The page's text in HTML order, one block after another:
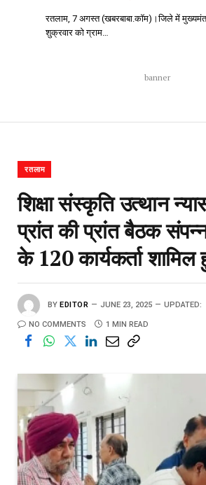
रतलाम, 7 अगस्त (खबरबाबा.कॉम)।जिले में
शुक्रवार को ग्राम…
banner
रतलाम
शिक्षा संस्कृति उत्थान
प्रांत की प्रांत बैठक
के 120 कार्यकर्ता शामिल
BY EDITOR JUNE 23, 2025 UPDATED:
NO COMMENTS 1 MIN READ